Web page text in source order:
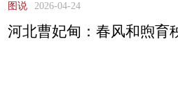
图说 2026-04-24
河北曹妃甸：春风和煦育